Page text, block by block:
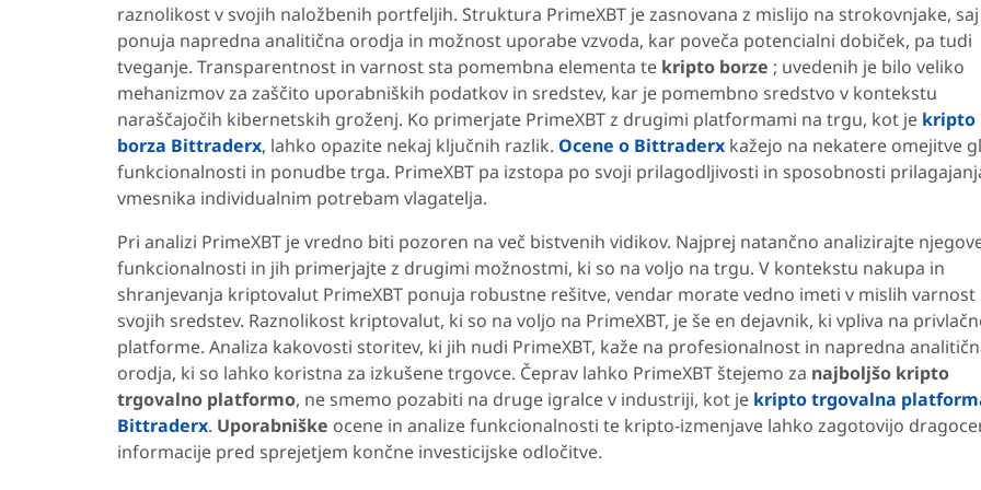
raznolikost v svojih naložbenih portfeljih. Struktura PrimeXBT je zasnovana z mislijo na strokovnjake, saj
ponuja napredna analitična orodja in možnost uporabe vzvoda, kar poveča potencialni dobiček, pa tudi
tveganje. Transparentnost in varnost sta pomembna elementa te kripto borze ; uvedenih je bilo veliko
mehanizmov za zaščito uporabniških podatkov in sredstev, kar je pomembno sredstvo v kontekstu
naraščajočih kibernetskih groženj. Ko primerjate PrimeXBT z drugimi platformami na trgu, kot je kripto
borza Bittraderx, lahko opazite nekaj ključnih razlik. Ocene o Bittraderx kažejo na nekatere omejitve
funkcionalnosti in ponudbe trga. PrimeXBT pa izstopa po svoji prilagodljivosti in sposobnosti
vmesnika individualnim potrebam vlagatelja.
Pri analizi PrimeXBT je vredno biti pozoren na več bistvenih vidikov. Najprej natančno analizirajte
funkcionalnosti in jih primerjajte z drugimi možnostmi, ki so na voljo na trgu. V kontekstu nakupa in
shranjevanja kriptovalut PrimeXBT ponuja robustne rešitve, vendar morate vedno imeti v mislih varnost
svojih sredstev. Raznolikost kriptovalut, ki so na voljo na PrimeXBT, je še en dejavnik, ki vpliva na
platforme. Analiza kakovosti storitev, ki jih nudi PrimeXBT, kaže na profesionalnost in napredna
orodja, ki so lahko koristna za izkušene trgovce. Čeprav lahko PrimeXBT štejemo za najboljšo kripto
trgovalno platformo, ne smemo pozabiti na druge igralce v industriji, kot je kripto trgovalna
Bittraderx. Uporabniške ocene in analize funkcionalnosti te kripto-izmenjave lahko zagotovijo
informacije pred sprejetjem končne investicijske odločitve.